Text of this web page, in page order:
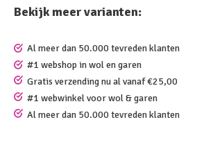
Bekijk meer varianten:
Al meer dan 50.000 tevreden klanten
#1 webshop in wol en garen
Gratis verzending nu al vanaf €25,00
#1 webwinkel voor wol & garen
Al meer dan 50.000 tevreden klanten